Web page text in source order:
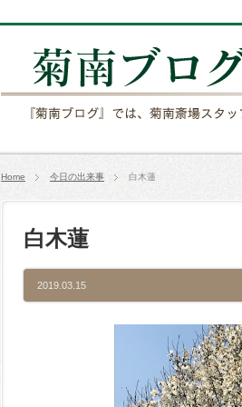
Home 今日の出来事 白木蓮
白木蓮
2019.03.15